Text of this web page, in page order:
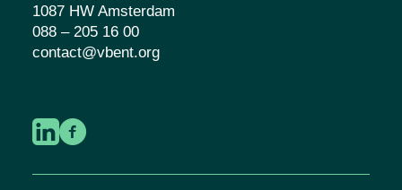
1087 HW Amsterdam
088 – 205 16 00
contact@vbent.org